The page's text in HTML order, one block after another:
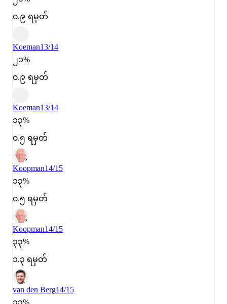
၀.၉ ရမှတ်
Koeman13/14
၂၁%
၀.၉ ရမှတ်
Koeman13/14
၁၃%
၀.၅ ရမှတ်
Koopman14/15
၁၃%
၀.၅ ရမှတ်
Koopman14/15
၃၃%
၁.၃ ရမှတ်
van den Berg14/15
၃၃%